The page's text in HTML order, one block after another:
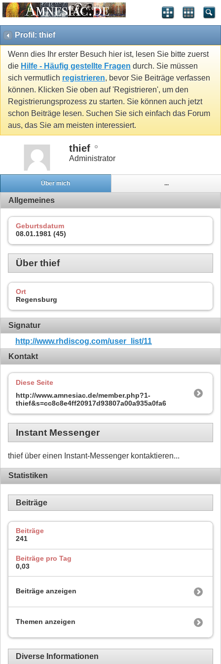
Profil: thief
Wenn dies Ihr erster Besuch hier ist, lesen Sie bitte zuerst
die Hilfe - Häufig gestellte Fragen durch. Sie müssen
sich vermutlich registrieren, bevor Sie Beiträge verfassen
können. Klicken Sie oben auf 'Registrieren', um den
Registrierungsprozess zu starten. Sie können auch jetzt
schon Beiträge lesen. Suchen Sie sich einfach das Forum
aus, das Sie am meisten interessiert.
thief
Administrator
Über mich ...
Allgemeines
Geburtsdatum
08.01.1981 (45)
Über thief
Ort
Regensburg
Signatur
http://www.rhdiscog.com/user_list/11
Kontakt
Diese Seite
http://www.amnesiac.de/member.php?1-
thief&s=cc8c8e4ff20917d93807a00a935a0fa6
Instant Messenger
thief über einen Instant-Messenger kontaktieren...
Statistiken
Beiträge
Beiträge
241
Beiträge pro Tag
0,03
Beiträge anzeigen
Themen anzeigen
Diverse Informationen